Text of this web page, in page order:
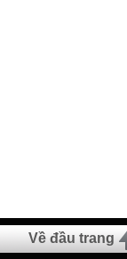
Về đầu trang